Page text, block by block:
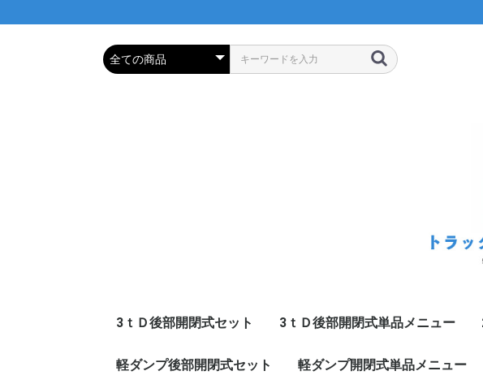
3ｔＤ後部開閉式セット 3ｔＤ後部開閉式単品メニュー
軽ダンプ後部開閉式セット 軽ダンプ開閉式単品メニュー